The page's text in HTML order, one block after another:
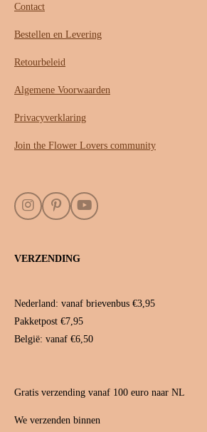
Contact
Bestellen en Levering
Retourbeleid
Algemene Voorwaarden
Privacyverklaring
Join the Flower Lovers community
I
a
a
P
e
s
Y
VERZENDING
Nederland: vanaf brievenbus €3,95
Pakketpost €7,95
België: vanaf €6,50
Gratis verzending vanaf 100 euro naar NL
We verzenden binnen